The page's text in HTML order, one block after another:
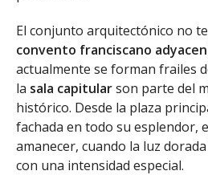
El conjunto arquitectónico no
convento franciscano
actualmente se forman frailes
la sala capitularson parte del
histórico. Desde la plaza
fachada en todo su esplendor,
amanecer, cuando la luz
con una intensidad especial.